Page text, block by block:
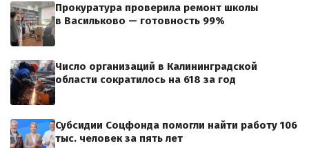
Прокуратура проверила ремонт школы
в Васильково — готовность 99%
Число организаций в Калининградской
области сократилось на 618 за год
Субсидии Соцфонда помогли найти работу 106
тыс. человек за пять лет